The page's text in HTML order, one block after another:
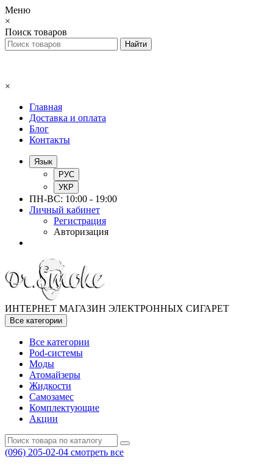
Меню
×
Поиск товаров
×
Главная
Доставка и оплата
Блог
Контакты
Язык
РУС
УКР
ПН-ВС: 10:00 - 19:00
Личный кабинет
Регистрация
Авторизация
ИНТЕРНЕТ МАГАЗИН ЭЛЕКТРОННЫХ СИГАРЕТ
Все категории
Все категории
Pod-системы
Моды
Атомайзеры
Жидкости
Самозамес
Комплектующие
Акции
(096) 205-02-04 смотреть все